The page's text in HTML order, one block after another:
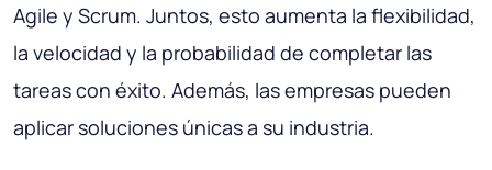
Agile y Scrum. Juntos, esto aumenta la flexibilidad,
la velocidad y la probabilidad de completar las
tareas con éxito. Además, las empresas pueden
aplicar soluciones únicas a su industria.